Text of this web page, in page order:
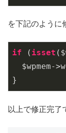
を下記のように
if ( isset
$wpmem-
}
以上で修正完了